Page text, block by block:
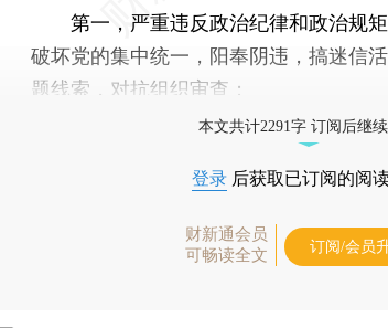
第一，严重违反政治纪律和政治规矩
破坏党的集中统一，阳奉阴违，搞迷信
题线索，对抗组织审查；
本文共计2291字 订阅后继
登录 后获取已订阅的阅
财新通会员
可畅读全文
订阅/会员